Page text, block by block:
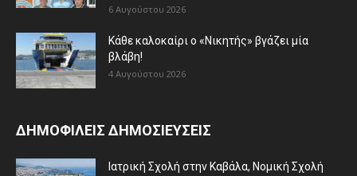
6 Αυγούστου 2026
Κάθε καλοκαίρι ο «Νικητής» βγάζει μία
βλάβη!
4 Αυγούστου 2026
ΔΗΜΟΦΙΛΕΙΣ ΔΗΜΟΣΙΕΥΣΕΙΣ
Ιατρική Σχολή στην Καβάλα, Νομική Σχολή